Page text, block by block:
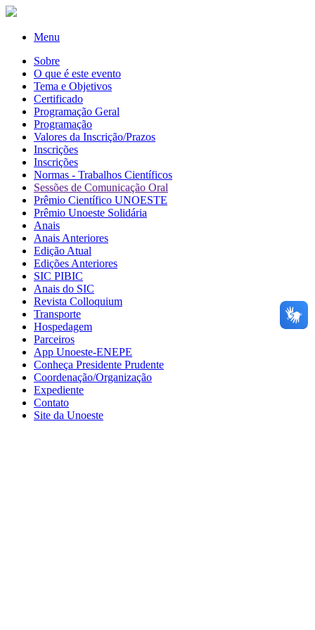
Menu
Sobre
O que é este evento
Tema e Objetivos
Certificado
Programação Geral
Programação
Valores da Inscrição/Prazos
Inscrições
Inscrições
Normas - Trabalhos Científicos
Sessões de Comunicação Oral
Prêmio Científico UNOESTE
Prêmio Unoeste Solidária
Anais
Anais Anteriores
Edição Atual
Edições Anteriores
SIC PIBIC
Anais do SIC
Revista Colloquium
Transporte
Hospedagem
Parceiros
App Unoeste-ENEPE
Conheça Presidente Prudente
Coordenação/Organização
Expediente
Contato
Site da Unoeste